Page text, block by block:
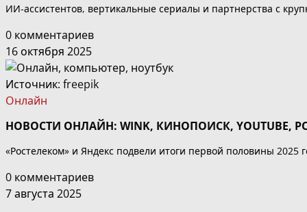
ИИ-ассистентов, вертикальные сериалы и партнерства с
0 комментариев
16 октября 2025
Источник: freepik
Онлайн
НОВОСТИ ОНЛАЙН: WINK, КИНОПОИСК, YOUTUBE,
«Ростелеком» и Яндекс подвели итоги первой половины
0 комментариев
7 августа 2025